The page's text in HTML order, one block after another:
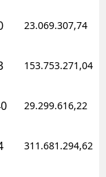
23.069.307,74
153.753.271,04
29.299.616,22
311.681.294,62